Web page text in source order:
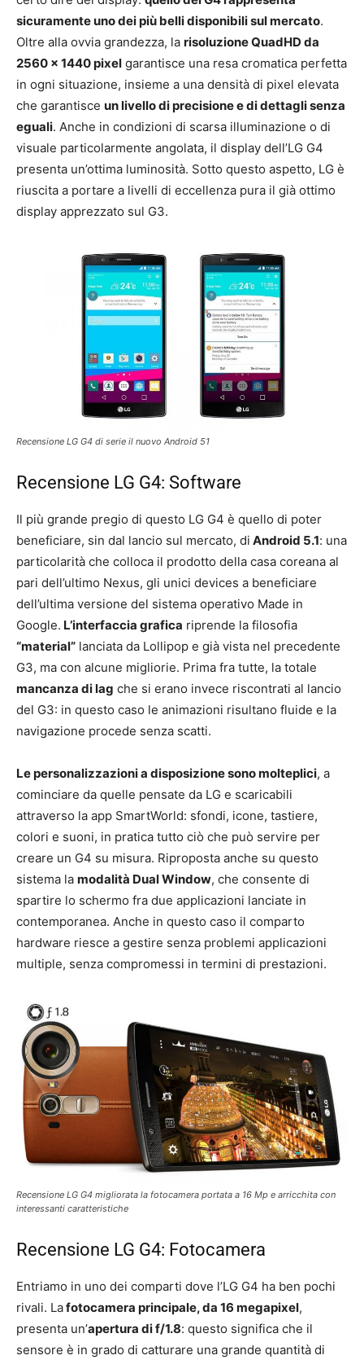
sicuramente uno dei più belli disponibili sul mercato.
Oltre alla ovvia grandezza, la risoluzione QuadHD da
2560 x 1440 pixel garantisce una resa cromatica perfetta
in ogni situazione, insieme a una densità di pixel elevata
che garantisce un livello di precisione e di dettagli senza
eguali. Anche in condizioni di scarsa illuminazione o di
visuale particolarmente angolata, il display dell’LG G4
presenta un’ottima luminosità. Sotto questo aspetto, LG è
riuscita a portare a livelli di eccellenza pura il già ottimo
display apprezzato sul G3.
Recensione LG G4 di serie il nuovo Android 51
Recensione LG G4: Software
Il più grande pregio di questo LG G4 è quello di poter
beneficiare, sin dal lancio sul mercato, di Android 5.1: una
particolarità che colloca il prodotto della casa coreana al
pari dell’ultimo Nexus, gli unici devices a beneficiare
dell’ultima versione del sistema operativo Made in
Google. L’interfaccia grafica riprende la filosofia
“material” lanciata da Lollipop e già vista nel precedente
G3, ma con alcune migliorie. Prima fra tutte, la totale
mancanza di lag che si erano invece riscontrati al lancio
del G3: in questo caso le animazioni risultano fluide e la
navigazione procede senza scatti.
Le personalizzazioni a disposizione sono molteplici, a
cominciare da quelle pensate da LG e scaricabili
attraverso la app SmartWorld: sfondi, icone, tastiere,
colori e suoni, in pratica tutto ciò che può servire per
creare un G4 su misura. Riproposta anche su questo
sistema la modalità Dual Window, che consente di
spartire lo schermo fra due applicazioni lanciate in
contemporanea. Anche in questo caso il comparto
hardware riesce a gestire senza problemi applicazioni
multiple, senza compromessi in termini di prestazioni.
Recensione LG G4 migliorata la fotocamera portata a 16 Mp e arricchita con
interessanti caratteristiche
Recensione LG G4: Fotocamera
Entriamo in uno dei comparti dove l’LG G4 ha ben pochi
rivali. Lafotocamera principale, da 16 megapixel,
presenta un’apertura di f/1.8: questo significa che il
sensore è in grado di catturare una grande quantità di